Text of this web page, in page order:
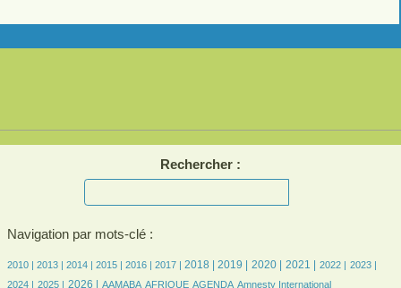
Rechercher :
Navigation par mots-clé :
8/2763
2010 |
7/27632013 |
214/2763 2014 |
408/2763 2015 |
541/2763 2016 |
543/2763 2017 |
740/2763 2018 |
752/2763 2019 |
712/2763 2020 |
708/2763 2021 |
557/2763 2022 |
521/2763 2023 |
538/2763
2024 |
513/2763
2025 |
678/2763 2026 |
87/2763 AAMABA
191/2763 AFRIQUE
527/2763 AGENDA
8/2763 Amnesty International
32/2763